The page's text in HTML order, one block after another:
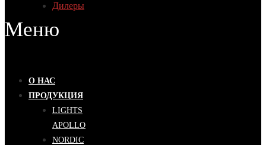
Дилеры
Меню
О НАС
ПРОДУКЦИЯ
LIGHTS
APOLLO
NORDIC